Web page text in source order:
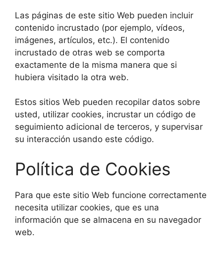
Las páginas de este sitio Web pueden incluir
contenido incrustado (por ejemplo, vídeos,
imágenes, artículos, etc.). El contenido
incrustado de otras web se comporta
exactamente de la misma manera que si
hubiera visitado la otra web.
Estos sitios Web pueden recopilar datos sobre
usted, utilizar cookies, incrustar un código de
seguimiento adicional de terceros, y supervisar
su interacción usando este código.
Política de Cookies
Para que este sitio Web funcione correctamente
necesita utilizar cookies, que es una
información que se almacena en su navegador
web.